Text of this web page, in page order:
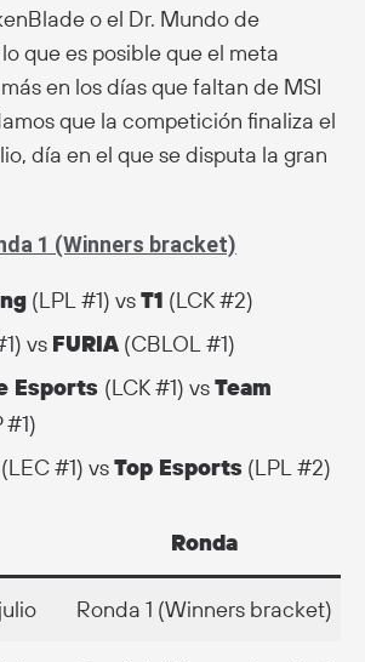
o el Dr. Mundo de
que es posible que el meta
en los días que faltan de MSI
que la competición finaliza el
día en el que se disputa la gran
1 (Winners bracket)
(LPL #1) vsT1 (LCK #2)
vs FURIA (CBLOL #1)
Esports (LCK #1) vsTeam
#1)
(LEC #1) vsTop Esports (LPL #2)
Ronda
Ronda 1 (Winners bracket)